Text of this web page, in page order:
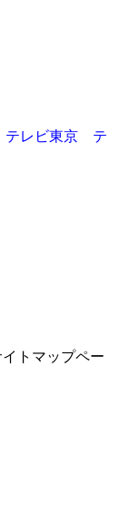
レビ東京 テ
トマップペー